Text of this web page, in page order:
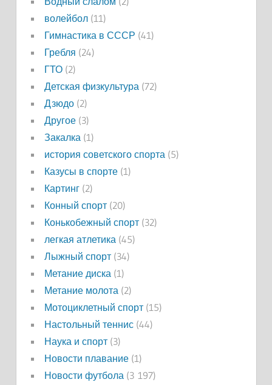
волейбол(11)
Гимнастика в СССР (41)
Гребля (24)
ГТО(2)
Детская физкультура (72)
Дзюдо(2)
Другое(3)
Закалка (1)
история советского спорта (5)
Казусы в спорте(1)
Картинг(2)
Конный спорт(20)
Конькобежный спорт(32)
легкая атлетика (45)
Лыжный спорт(34)
Метание диска (1)
Метание молота (2)
Мотоциклетный спорт(15)
Настольный теннис(44)
Наука и спорт(3)
Новости плавание(1)
Новости футбола (3 197)